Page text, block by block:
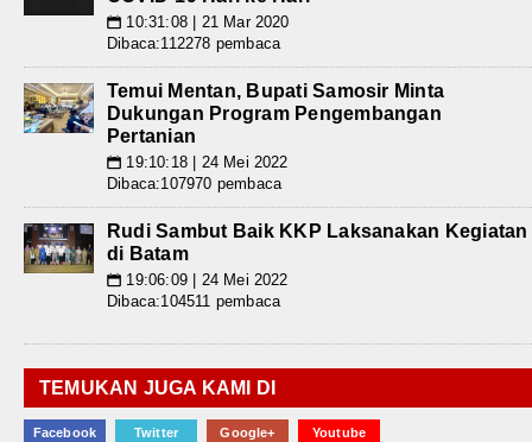
📅 10:31:08 | 21 Mar 2020
Dibaca:112278 pembaca
Temui Mentan, Bupati Samosir Minta
Dukungan Program Pengembangan
Pertanian
📅 19:10:18 | 24 Mei 2022
Dibaca:107970 pembaca
Rudi Sambut Baik KKP Laksanakan Kegiatan
di Batam
📅 19:06:09 | 24 Mei 2022
Dibaca:104511 pembaca
TEMUKAN JUGA KAMI DI
Facebook Twitter Google+ Youtube